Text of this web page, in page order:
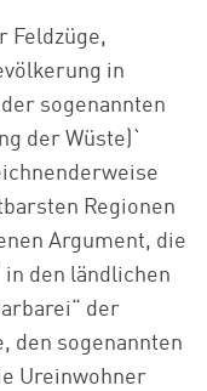
Feldzüge,
in
sogenannten
der Wüste)`
Regionen
Argument, die
den ländlichen
der
den sogenannten
Ureinwohner